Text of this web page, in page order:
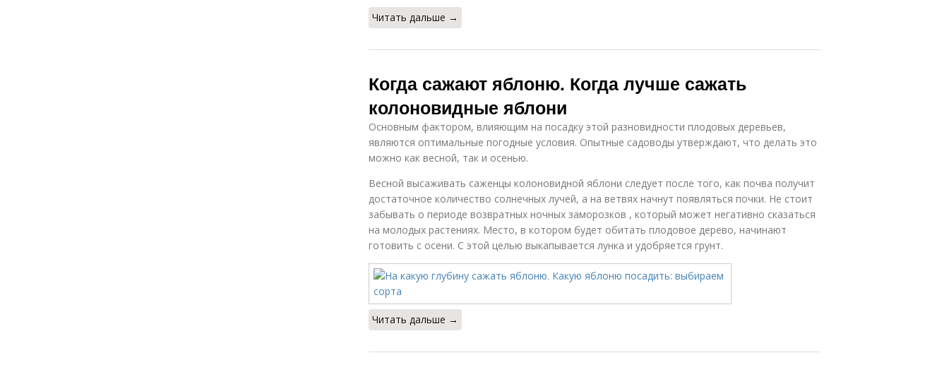
Читать дальше →
Когда сажают яблоню. Когда лучше сажать
колоновидные яблони
Основным фактором, влияющим на посадку этой разновидности плодовых деревьев,
являются оптимальные погодные условия. Опытные садоводы утверждают, что делать это
можно как весной, так и осенью.
Весной высаживать саженцы колоновидной яблони следует после того, как почва получит
достаточное количество солнечных лучей, а на ветвях начнут появляться почки. Не стоит
забывать о периоде возвратных ночных заморозков , который может негативно сказаться
на молодых растениях. Место, в котором будет обитать плодовое дерево, начинают
готовить с осени. С этой целью выкапывается лунка и удобряется грунт.
Читать дальше →